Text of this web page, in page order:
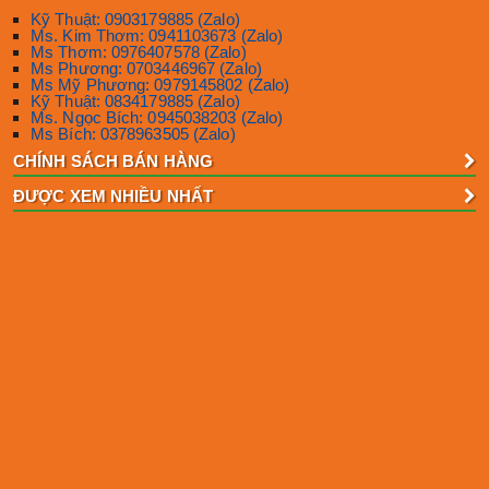
Kỹ Thuật: 0903179885 (Zalo)
Ms. Kim Thơm: 0941103673 (Zalo)
Ms Thơm: 0976407578 (Zalo)
Ms Phương: 0703446967 (Zalo)
Ms Mỹ Phương: 0979145802 (Zalo)
Kỹ Thuật: 0834179885 (Zalo)
Ms. Ngọc Bích: 0945038203 (Zalo)
Ms Bích: 0378963505 (Zalo)
CHÍNH SÁCH BÁN HÀNG
ĐƯỢC XEM NHIỀU NHẤT